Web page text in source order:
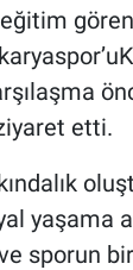
etti.
yaşama
sporun